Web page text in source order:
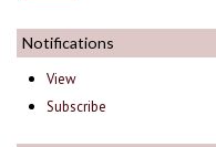
Notifications
View
Subscribe